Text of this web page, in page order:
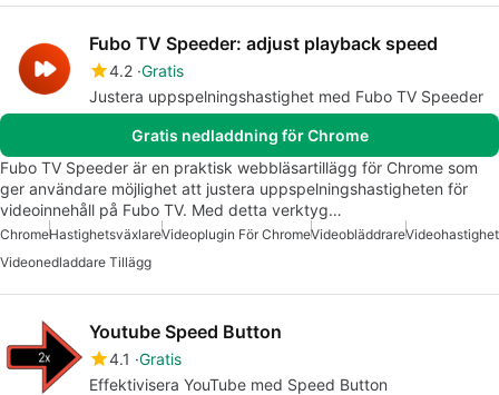
Fubo TV Speeder: adjust playback speed
4.2 Gratis
Justera uppspelningshastighet med Fubo TV Speeder
Gratis nedladdning för Chrome
Fubo TV Speeder är en praktisk webbläsartillägg för Chrome som
ger användare möjlighet att justera uppspelningshastigheten för
videoinnehåll på Fubo TV. Med detta verktyg…
ChromeHastighetsväxlareVideoplugin För ChromeVideobläddrareVideohastighet
Videonedladdare Tillägg
Youtube Speed Button
4.1 Gratis
Effektivisera YouTube med Speed Button